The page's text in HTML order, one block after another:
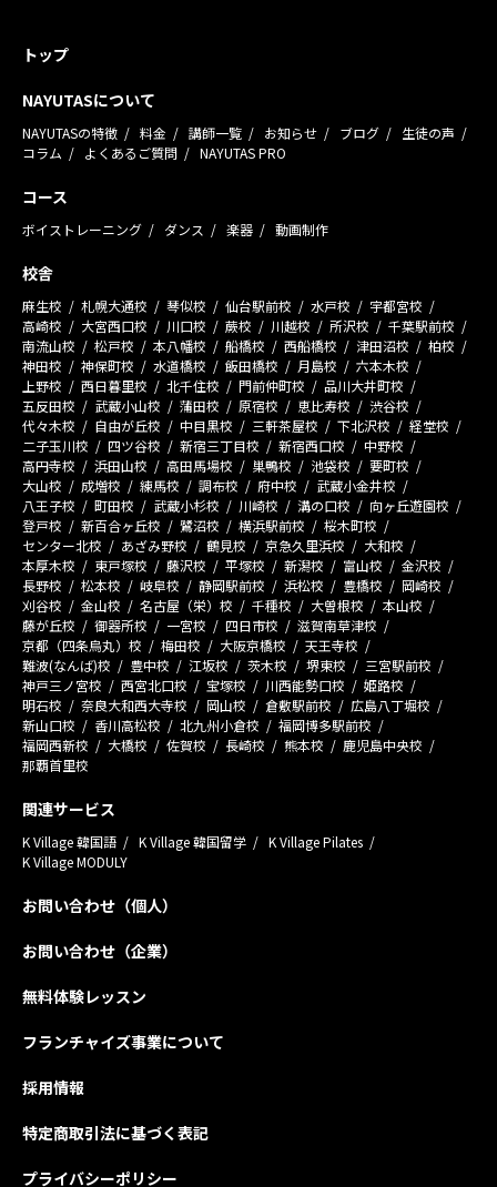
トップ
NAYUTASについて
NAYUTASの特徴 料金 講師一覧 お知らせ ブログ
生徒の声
コラム
よくあるご質問 NAYUTAS PRO
コース
ボイストレーニング ダンス 楽器 動画制作
校舎
麻生校 札幌大通校 琴似校 仙台駅前校 水戸校
宇都宮校
高崎校
大宮西口校 川口校 蕨校 川越校 所沢校
千葉駅前校
南流山校
松戸校 本八幡校 船橋校 西船橋校 津田沼校
柏校
神田校
神保町校 水道橋校 飯田橋校 月島校
六本木校
上野校
西日暮里校 北千住校 門前仲町校
品川大井町校
五反田校
武蔵小山校 蒲田校 原宿校 恵比寿校
渋谷校
代々木校
自由が丘校 中目黒校 三軒茶屋校 下北沢校
経堂校
二子玉川校
四ツ谷校 新宿三丁目校 新宿西口校
中野校
高円寺校
浜田山校 高田馬場校 巣鴨校 池袋校
要町校
大山校
成増校 練馬校 調布校 府中校
武蔵小金井校
八王子校
町田校 武蔵小杉校 川崎校 溝の口校
向ヶ丘遊園校
登戸校
新百合ヶ丘校 鷺沼校 横浜駅前校
桜木町校
センター北校
あざみ野校 鶴見校 京急久里浜校
大和校
本厚木校
東戸塚校 藤沢校 平塚校 新潟校 富山校
金沢校
長野校
松本校 岐阜校 静岡駅前校 浜松校 豊橋校
岡崎校
刈谷校
金山校 名古屋（栄）校 千種校 大曽根校
本山校
藤が丘校
御器所校 一宮校 四日市校
滋賀南草津校
京都（四条烏丸）校
梅田校 大阪京橋校
天王寺校
難波(なんば)校
豊中校 江坂校 茨木校 堺東校
三宮駅前校
神戸三ノ宮校
西宮北口校 宝塚校 川西能勢口校
姫路校
明石校
奈良大和西大寺校 岡山校 倉敷駅前校
広島八丁堀校
新山口校
香川高松校 北九州小倉校
福岡博多駅前校
福岡西新校
大橋校 佐賀校 長崎校 熊本校
鹿児島中央校
那覇首里校
関連サービス
K Village 韓国語 K Village 韓国留学
K Village Pilates
K Village MODULY
お問い合わせ（個人）
お問い合わせ（企業）
無料体験レッスン
フランチャイズ事業について
採用情報
特定商取引法に基づく表記
プライバシーポリシー